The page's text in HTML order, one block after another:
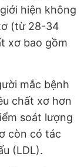
hiện không
(từ 28-34
xơ bao gồm
mắc bệnh
chất xơ hơn
soát lượng
còn có tác
(LDL).